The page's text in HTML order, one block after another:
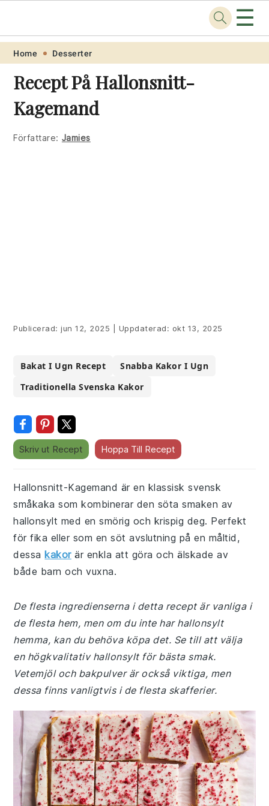
Skip
primary
navigation
Skip
main
content
Skip
primary
sidebar
Skip
footer
Recept.one ☰
Home Desserter
Recept På Hallonsnitt-
Kagemand
Författare: Jamies
Publicerad:jun 12, 2025 Uppdaterad: okt 13, 2025
Bakat I Ugn Recept
Snabba Kakor I Ugn
Traditionella Svenska Kakor
Skriv ut Recept Hoppa Till Recept
Hallonsnitt-Kagemand är en klassisk svensk
småkaka som kombinerar den söta smaken av
hallonsylt med en smörig och krispig deg. Perfekt
för fika eller som en söt avslutning på en måltid,
dessa kakorär enkla att göra och älskade av
både barn och vuxna.
De flesta ingredienserna i detta recept är vanliga i
de flesta hem, men om du inte har hallonsylt
hemma, kan du behöva köpa det. Se till att välja
en högkvalitativ hallonsylt för bästa smak.
Vetemjöl och bakpulver är också viktiga, men
dessa finns vanligtvis i de flesta skafferier.